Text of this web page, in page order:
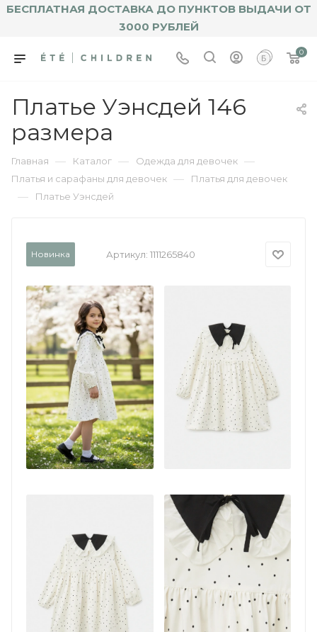
БЕСПЛАТНАЯ ДОСТАВКА ДО ПУНКТОВ ВЫДАЧИ ОТ
3000 РУБЛЕЙ
0
Платье Уэнсдей 146
размера
Главная — Каталог — Одежда для девочек —
Платья и сарафаны для девочек — Платья для девочек
— Платье Уэнсдей
Новинка Артикул: 1111265840